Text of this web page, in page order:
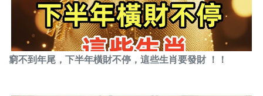
窮不到年尾，下半年橫財不停，這些生肖要發財 ！！